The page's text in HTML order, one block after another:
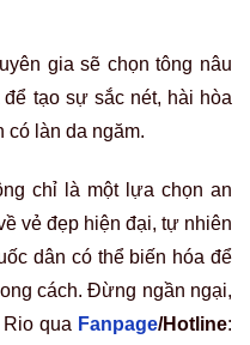
gia sẽ chọn tông nâu
tạo sự sắc nét, hài hòa
có làn da ngăm.
chỉ là một lựa chọn an
vẻ đẹp hiện đại, tự nhiên
dân có thể biến hóa để
cách. Đừng ngần ngại,
qua Fanpage/Hotline: